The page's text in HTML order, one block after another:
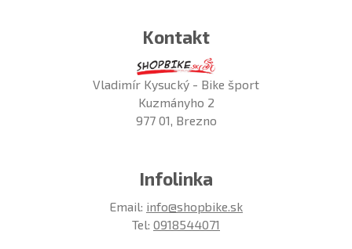
Kontakt
Vladimír Kysucký - Bike šport
Kuzmányho 2
977 01, Brezno
Infolinka
Email: info@shopbike.sk
Tel: 0918544071